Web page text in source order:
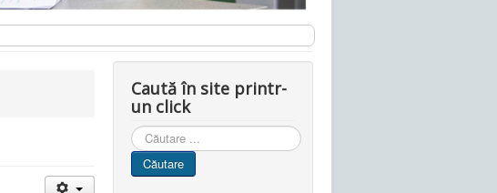
Caută în site printr-
un click
Cauta
in
site
Căutare